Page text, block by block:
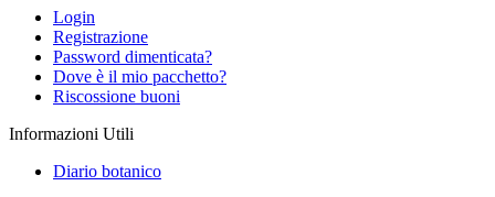
Login
Registrazione
Password dimenticata?
Dove è il mio pacchetto?
Riscossione buoni
Informazioni Utili
Diario botanico